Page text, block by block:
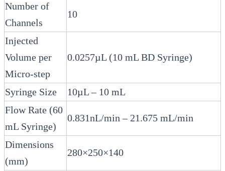
Number of
Channels
10
Injected
Volume per
Micro-step
0.0257µL (10 mL BD Syringe)
Syringe Size
10µL – 10 mL
Flow Rate (60
mL Syringe)
0.831nL/min – 21.675 mL/min
Dimensions
(mm)
280×250×140